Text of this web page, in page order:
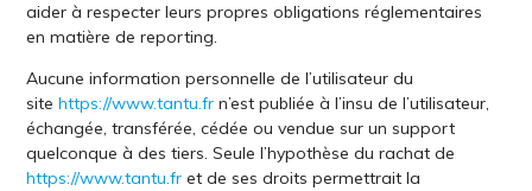
aider à respecter leurs propres obligations réglementaires
en matière de reporting.
Aucune information personnelle de l’utilisateur du
sitehttps://www.tantu.fr n’est publiée à l’insu de l’utilisateur,
échangée, transférée, cédée ou vendue sur un support
quelconque à des tiers. Seule l’hypothèse du rachat de
https://www.tantu.fr et de ses droits permettrait la